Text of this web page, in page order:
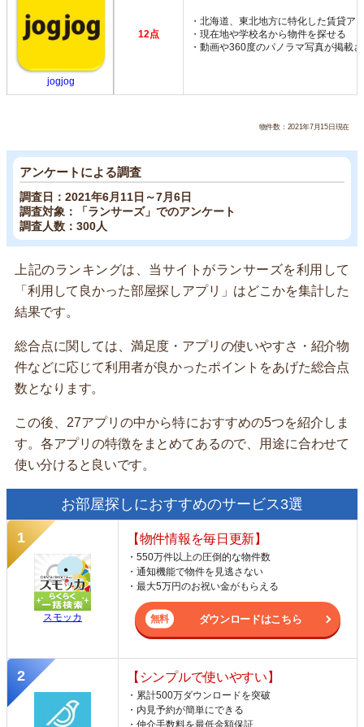
jogjog
12点
・北海道、東北地方に特化した賃貸ア
・現在地や学校名から物件を探せる
・動画や360度のパノラマ写真が掲載
物件数：2021年7月15日現在
アンケートによる調査
調査日：2021年6月11日～7月6日
調査対象：「ランサーズ」でのアンケート
調査人数：300人
上記のランキングは、当サイトがランサーズを利用して
「利用して良かった部屋探しアプリ」はどこかを集計した
結果です。
総合点に関しては、満足度・アプリの使いやすさ・紹介物
件などに応じて利用者が良かったポイントをあげた総合点
数となります。
この後、27アプリの中から特におすすめの5つを紹介しま
す。各アプリの特徴をまとめてあるので、用途に合わせて
使い分けると良いです。
お部屋探しにおすすめのサービス3選
スモッカ
【物件情報を毎日更新】
・550万件以上の圧倒的な物件数
・通知機能で物件を見逃さない
・最大5万円のお祝い金がもらえる
ダウンロードはこちら
【シンプルで使いやすい】
・累計500万ダウンロードを突破
・内見予約が簡単にできる
・仲介手数料を最低金額保証